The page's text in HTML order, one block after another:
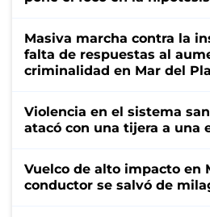
Masiva marcha contra la
falta de respuestas al
criminalidad en Mar del
Violencia en el sistema
atacó con una tijera a una
Vuelco de alto impacto en
conductor se salvó de